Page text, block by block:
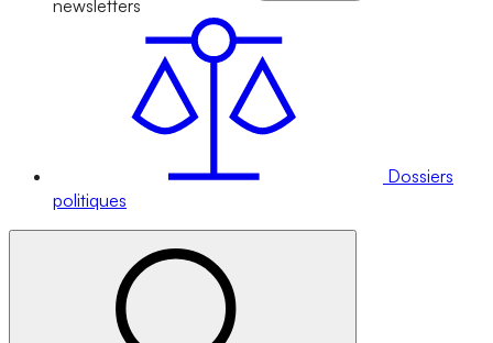
newsletters
Dossiers
politiques